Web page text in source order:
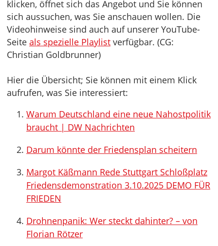
klicken, öffnet sich das Angebot und Sie können
sich aussuchen, was Sie anschauen wollen. Die
Videohinweise sind auch auf unserer YouTube-
Seite als spezielle Playlist verfügbar. (CG:
Christian Goldbrunner)
Hier die Übersicht; Sie können mit einem Klick
aufrufen, was Sie interessiert:
Warum Deutschland eine neue Nahostpolitik
braucht | DW Nachrichten
Darum könnte der Friedensplan scheitern
Margot Käßmann Rede Stuttgart Schloßplatz
Friedensdemonstration 3.10.2025 DEMO FÜR
FRIEDEN
Drohnenpanik: Wer steckt dahinter? – von
Florian Rötzer